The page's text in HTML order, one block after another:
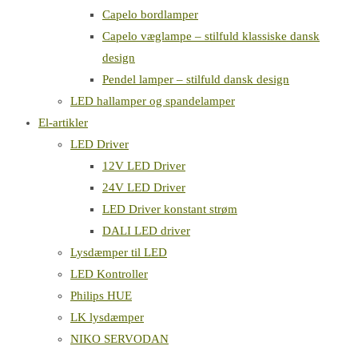
Capelo bordlamper
Capelo væglampe – stilfuld klassiske dansk
design
Pendel lamper – stilfuld dansk design
LED hallamper og spandelamper
El-artikler
LED Driver
12V LED Driver
24V LED Driver
LED Driver konstant strøm
DALI LED driver
Lysdæmper til LED
LED Kontroller
Philips HUE
LK lysdæmper
NIKO SERVODAN